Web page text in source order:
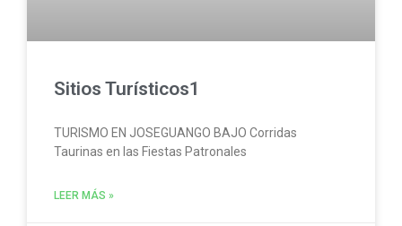
Sitios Turísticos1
TURISMO EN JOSEGUANGO BAJO Corridas
Taurinas en las Fiestas Patronales
LEER MÁS »